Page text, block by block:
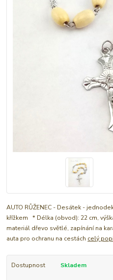
AUTO RŮŽENEC - Desátek -
křížkem * Délka (obvod): 22 cm,
materiál dřevo světlé, zapínání na
auta pro ochranu na cestách celý
Dostupnost Skladem